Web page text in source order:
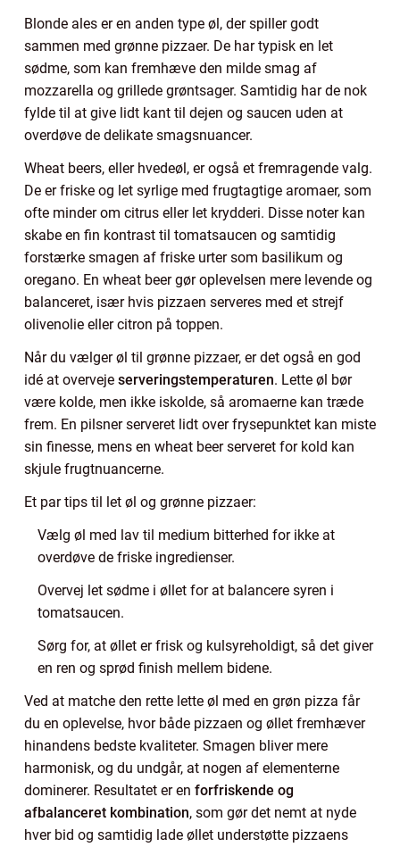
Blonde ales er en anden type øl, der spiller godt
sammen med grønne pizzaer. De har typisk en let
sødme, som kan fremhæve den milde smag af
mozzarella og grillede grøntsager. Samtidig har de nok
fylde til at give lidt kant til dejen og saucen uden at
overdøve de delikate smagsnuancer.
Wheat beers, eller hvedeøl, er også et fremragende valg.
De er friske og let syrlige med frugtagtige aromaer, som
ofte minder om citrus eller let krydderi. Disse noter kan
skabe en fin kontrast til tomatsaucen og samtidig
forstærke smagen af friske urter som basilikum og
oregano. En wheat beer gør oplevelsen mere levende og
balanceret, især hvis pizzaen serveres med et strejf
olivenolie eller citron på toppen.
Når du vælger øl til grønne pizzaer, er det også en god
idé at overveje serveringstemperaturen. Lette øl bør
være kolde, men ikke iskolde, så aromaerne kan træde
frem. En pilsner serveret lidt over frysepunktet kan miste
sin finesse, mens en wheat beer serveret for kold kan
skjule frugtnuancerne.
Et par tips til let øl og grønne pizzaer:
Vælg øl med lav til medium bitterhed for ikke at
overdøve de friske ingredienser.
Overvej let sødme i øllet for at balancere syren i
tomatsaucen.
Sørg for, at øllet er frisk og kulsyreholdigt, så det giver
en ren og sprød finish mellem bidene.
Ved at matche den rette lette øl med en grøn pizza får
du en oplevelse, hvor både pizzaen og øllet fremhæver
hinandens bedste kvaliteter. Smagen bliver mere
harmonisk, og du undgår, at nogen af elementerne
dominerer. Resultatet er en forfriskende og
afbalanceret kombination, som gør det nemt at nyde
hver bid og samtidig lade øllet understøtte pizzaens